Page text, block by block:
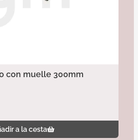
con muelle 300mm
a la cesta